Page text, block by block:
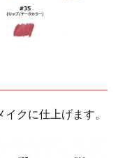
クに仕上げます。